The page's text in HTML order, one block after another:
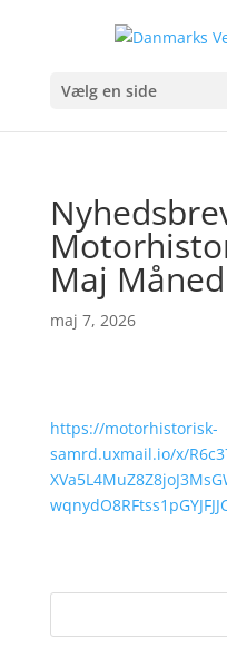
Vælg en side
Maj Måned
maj 7, 2026
https://motorhistorisk-
samrd.uxmail.io/x/